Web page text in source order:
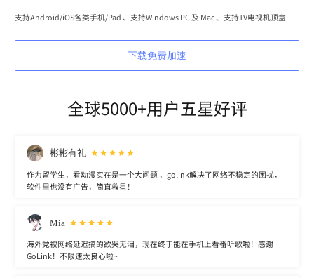
支持Android/iOS各类手机/Pad 、支持Windows PC 及 Mac 、支持TV电视机顶盒
下载免费加速
全球5000+用户五星好评
彬彬有礼
作为留学生，看动漫实在是一个大问题 ，golink解决了网络不稳定的困扰，
软件里也没有广告，简直救星！
Mia
海外党被网络延迟搞的欲哭无泪，现在终于能在手机上看番听歌啦！感谢
GoLink！不限速太良心啦~